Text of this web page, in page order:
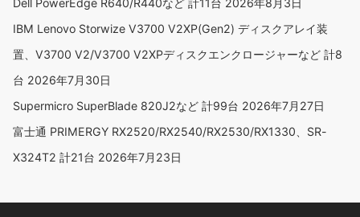
Dell PowerEdge R640/R440など 計11台 2026年8月3日
IBM Lenovo Storwize V3700 V2XP(Gen2) ディスクアレイ装
置、V3700 V2/V3700 V2XPディスクエンクロージャーなど 計8
台 2026年7月30日
Supermicro SuperBlade 820J2など 計99台 2026年7月27日
富士通 PRIMERGY RX2520/RX2540/RX2530/RX1330、SR-
X324T2 計21台 2026年7月23日